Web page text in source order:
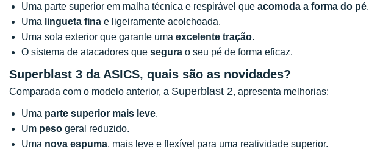
Uma parte superior em malha técnica e respirável que acomoda a forma do pé.
Uma lingueta fina e ligeiramente acolchoada.
Uma sola exterior que garante uma excelente tração.
O sistema de atacadores que segura o seu pé de forma eficaz.
Superblast 3 da ASICS, quais são as novidades?
Comparada com o modelo anterior, a Superblast 2, apresenta melhorias:
Uma parte superior mais leve.
Um peso geral reduzido.
Uma nova espuma, mais leve e flexível para uma reatividade superior.